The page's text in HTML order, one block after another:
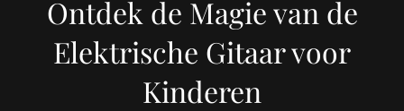
Ontdek de Magie van de
Elektrische Gitaar voor
Kinderen